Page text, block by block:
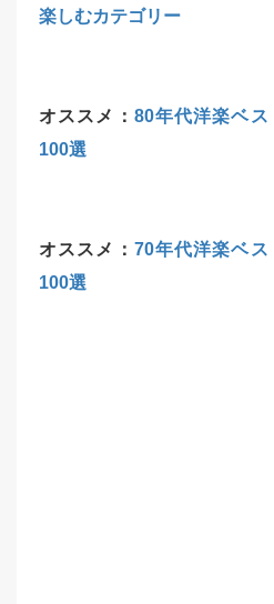
楽しむカテゴリー
オススメ： 80年代洋楽ベ
100選
オススメ： 70年代洋楽ベ
100選